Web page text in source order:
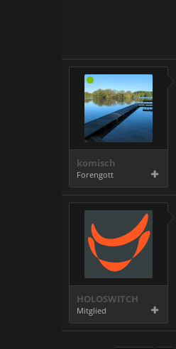
komisch
Forengott
HOLOSWITCH
Mitglied